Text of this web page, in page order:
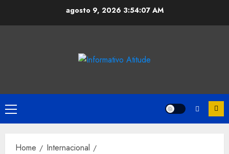
agosto 9, 2026 3:54:07 AM
Primary
Menu
Home
Internacional